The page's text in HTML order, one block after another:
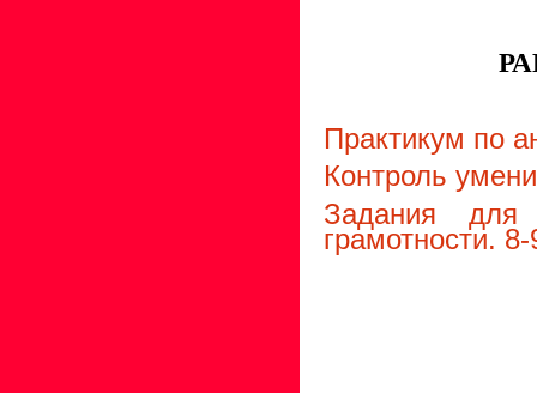
Практикум по
Контроль
Задания для
грамотности.